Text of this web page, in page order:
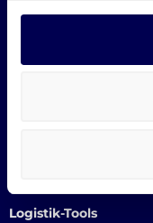
Leistungen
Palettenversand
Logistik-Tools